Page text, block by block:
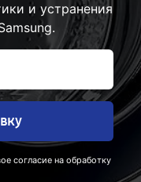
и устранения
согласие на обработку